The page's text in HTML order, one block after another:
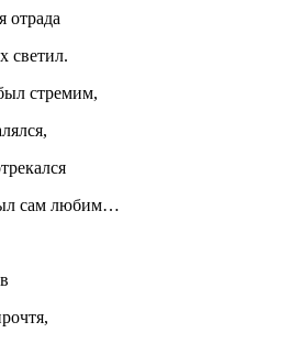
отрада
светил.
стремим,
сам любим…